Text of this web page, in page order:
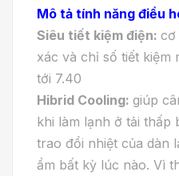
Mô tả tính năng điều
Siêu tiết kiệm điện: cơ
xác và chỉ số tiết kiệm
tới 7.40
Hibrid Cooling: giúp
khi làm lạnh ở tải thấp
trao đổi nhiệt của dàn
ẩm bất kỳ lúc nào. Vì